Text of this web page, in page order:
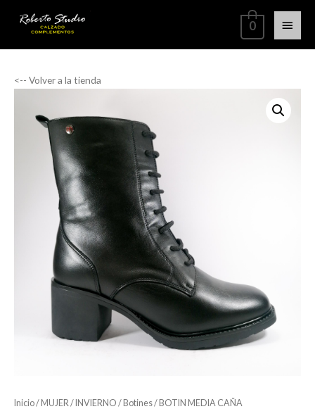
0
<-- Volver a la tienda
Inicio/ MUJER / INVIERNO / Botines/ BOTIN MEDIA CAÑA